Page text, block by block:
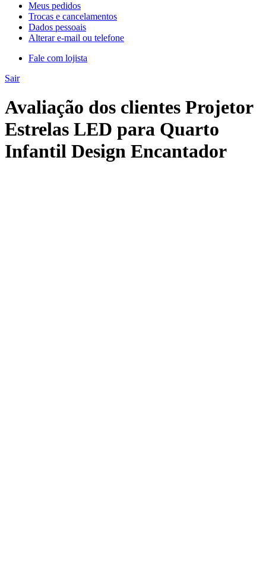
Meus pedidos
Trocas e cancelamentos
Dados pessoais
Alterar e-mail ou telefone
Fale com lojista
Sair
Avaliação dos clientes Projetor
Estrelas LED para Quarto
Infantil Design Encantador